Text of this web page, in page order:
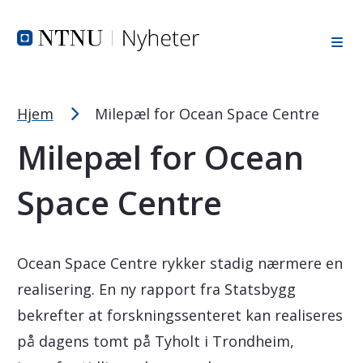
PC: Press ned CTRL og klikk på + (pluss) for å forstørre
Hjem Milepæl for Ocean Space Centre
Milepæl for Ocean
Space Centre
Ocean Space Centre rykker stadig nærmere en
realisering. En ny rapport fra Statsbygg
bekrefter at forskningssenteret kan realiseres
på dagens tomt på Tyholt i Trondheim,